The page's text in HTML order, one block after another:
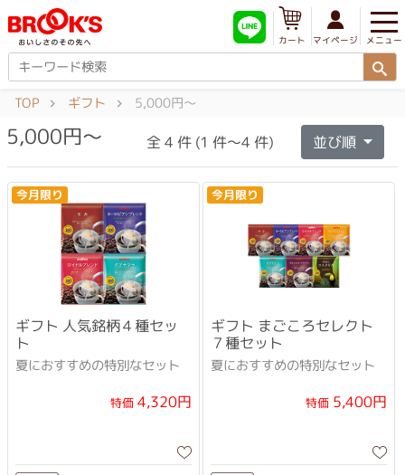
メニュー
マイページ
カート
TOP ギフト 5,000円～
5,000円～ 全 4 件 (1 件～4 件) 並び順
今月限り
ギフト 人気銘柄４種セッ
ト
夏におすすめの特別なセット
特価4,320円
今月限り
ギフト まごころセレクト
７種セット
夏におすすめの特別なセット
特価5,400円